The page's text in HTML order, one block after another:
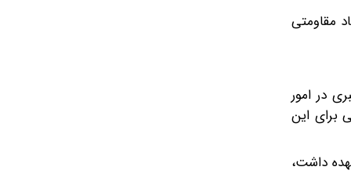
مقاومتی
در امور
برای این
داشت،